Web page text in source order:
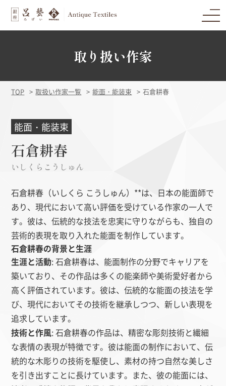
取り扱い作家
TOP 取扱い作家一覧 能面・能装束 石倉耕春
能面・能装束
石倉耕春
いしくらこうしゅん
石倉耕春（いしくら こうしゅん）**は、日本の能面師で
あり、現代において高い評価を受けている作家の一人で
す。彼は、伝統的な技法を忠実に守りながらも、独自の
芸術的表現を取り入れた能面を制作しています。
石倉耕春の背景と生涯
生涯と活動: 石倉耕春は、能面制作の分野でキャリアを
築いており、その作品は多くの能楽師や美術愛好者から
高く評価されています。彼は、伝統的な能面の技法を学
び、現代においてその技術を継承しつつ、新しい表現を
追求しています。
技術と作風: 石倉耕春の作品は、精密な彫刻技術と繊細
な表情の表現が特徴です。彼は能面の制作において、伝
統的な木彫りの技術を駆使し、素材の持つ自然な美しさ
を引き出すことに長けています。また、彼の能面には、